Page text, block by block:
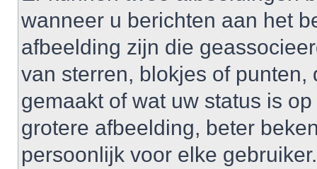
wanneer u berichten aan het
afbeelding zijn die
van sterren, blokjes of
gemaakt of wat uw status is
grotere afbeelding, beter
persoonlijk voor elke